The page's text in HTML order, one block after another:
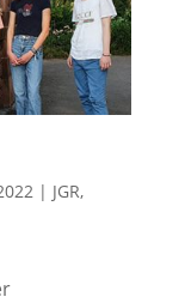
| JGR,